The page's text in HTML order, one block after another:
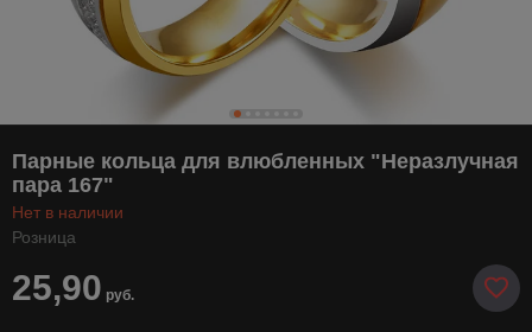
Парные кольца для влюбленных "Неразлучная
пара 167"
Нет в наличии
Розница
25,90 руб.